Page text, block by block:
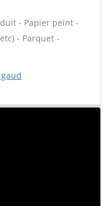
- Papier peint -
- Parquet -